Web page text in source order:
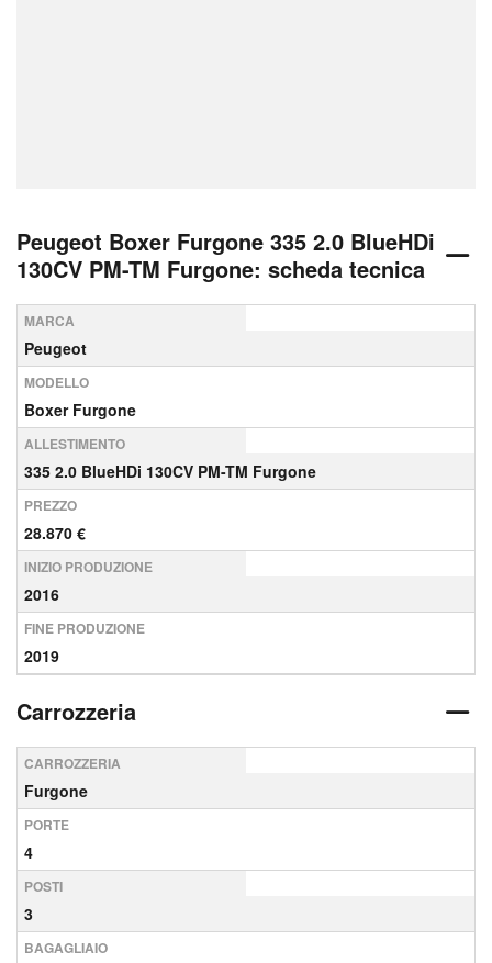
Peugeot Boxer Furgone 335 2.0 BlueHDi
130CV PM-TM Furgone: scheda tecnica
MARCA
Peugeot
MODELLO
Boxer Furgone
ALLESTIMENTO
335 2.0 BlueHDi 130CV PM-TM Furgone
PREZZO
28.870 €
INIZIO PRODUZIONE
2016
FINE PRODUZIONE
2019
Carrozzeria
CARROZZERIA
Furgone
PORTE
4
POSTI
3
BAGAGLIAIO